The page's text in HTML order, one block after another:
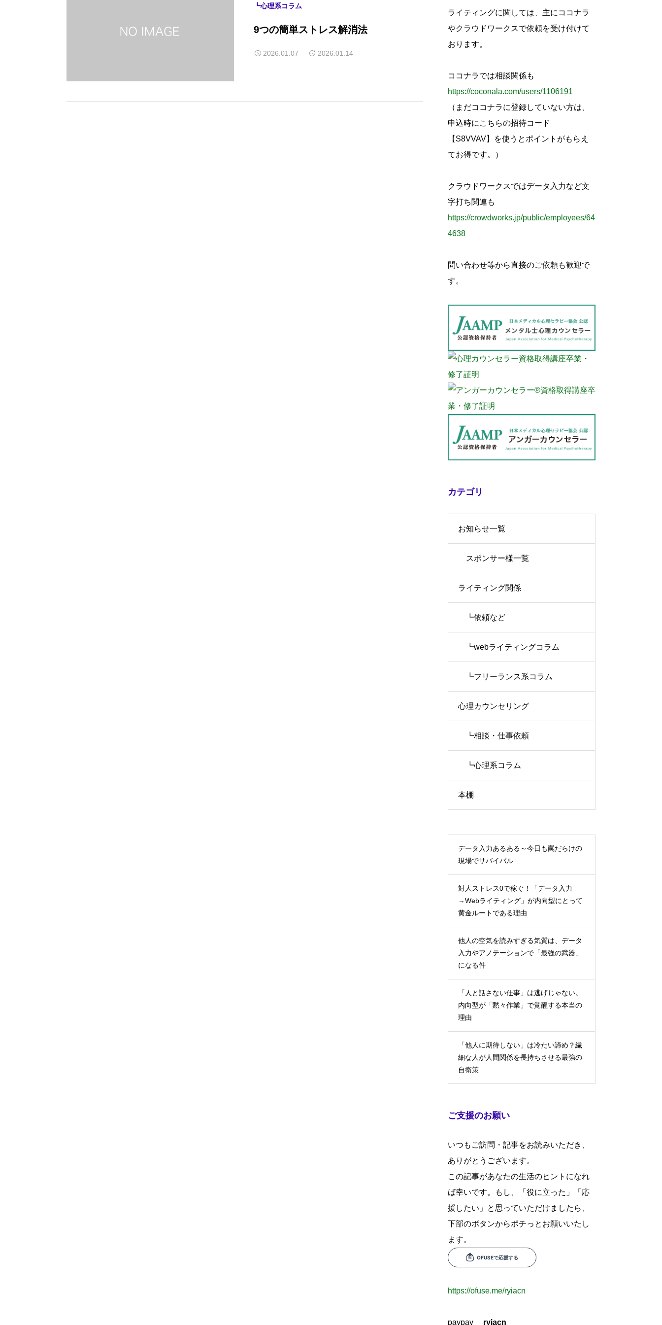
┗心理系コラム
9つの簡単ストレス解消法
2026.01.07 2026.01.14
:ライティングに関しては、主にココナラ
やクラウドワークスで依頼を受け付けて
おります。
ココナラでは相談関係も
https://coconala.com/users/1106191
（まだココナラに登録していない方は、
申込時にこちらの招待コード
【S8VVAV】を使うとポイントがもらえ
てお得です。）
クラウドワークスではデータ入力など文
字打ち関連も
https://crowdworks.jp/public/employees/64
4638
問い合わせ等から直接のご依頼も歓迎で
す。
カテゴリ
お知らせ一覧
スポンサー様一覧
ライティング関係
┗依頼など
┗webライティングコラム
┗フリーランス系コラム
心理カウンセリング
┗相談・仕事依頼
┗心理系コラム
本棚
データ入力あるある～今日も罠だらけの
現場でサバイバル
対人ストレス0で稼ぐ！「データ入力
→Webライティング」が内向型にとって
黄金ルートである理由
他人の空気を読みすぎる気質は、データ
入力やアノテーションで「最強の武器」
になる件
「人と話さない仕事」は逃げじゃない。
内向型が「黙々作業」で覚醒する本当の
理由
「他人に期待しない」は冷たい諦め？繊
細な人が人間関係を長持ちさせる最強の
自衛策
ご支援のお願い
いつもご訪問・記事をお読みいただき、
ありがとうございます。
この記事があなたの生活のヒントになれ
ば幸いです。もし、「役に立った」「応
援したい」と思っていただけましたら、
下部のボタンからポチっとお願いいたし
ます。
https://ofuse.me/ryiacn
paypay ryiacn